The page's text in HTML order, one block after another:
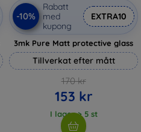
-10%
Rabatt
med
kupong
EXTRA10
3mk Pure Matt protective glass
Tillverkat efter mått
170 kr
153 kr
I lager > 5 st